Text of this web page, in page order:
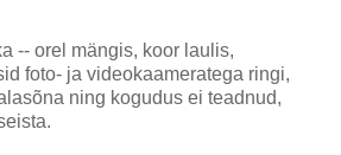
-- orel mängis, koor laulis,
foto- ja videokaameratega ringi,
ning kogudus ei teadnud,